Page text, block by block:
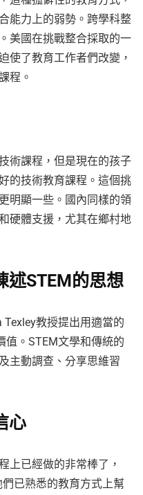
能力上的弱勢。跨學科整
美國在挑戰整合採取的一
使了教育工作者們改變，
程。
術課程，但是現在的孩子
的技術教育課程。這個挑
明顯一些。國內同樣的領
硬體支援，尤其在鄉村地
述STEM的思想
教授提出用適當的
值。STEM文學和傳統的
主動調查、分享思維習
心
上已經做的非常棒了，
已熟悉的教育方式上幫